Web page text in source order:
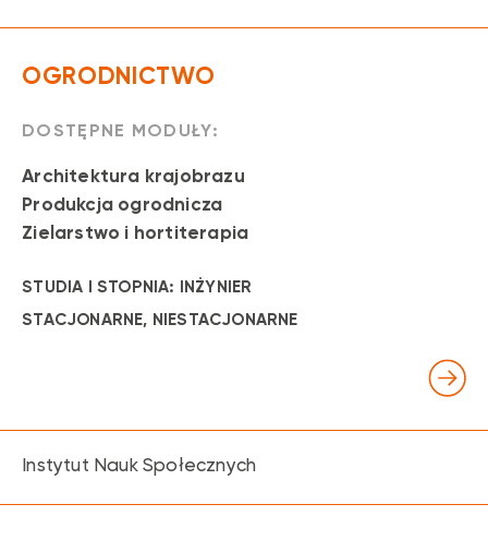
STUDIA I STOPNIA: INŻYNIER
STACJONARNE, NIESTACJONARNE
OGRODNICTWO
DOSTĘPNE MODUŁY:
Architektura krajobrazu
Produkcja ogrodnicza
Zielarstwo i hortiterapia
Instytut Nauk Społecznych